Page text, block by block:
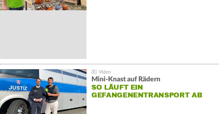
Mini-Knast auf Rädern
SO LÄUFT EIN
GEFANGENENTRANSPORT AB